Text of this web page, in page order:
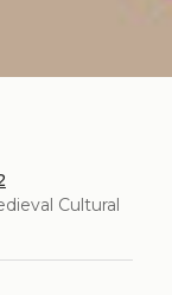
Cultural